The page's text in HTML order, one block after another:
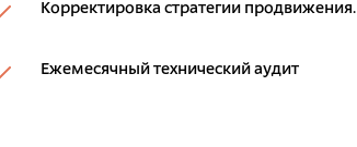
Корректировка стратегии продвижения.
Ежемесячный технический аудит